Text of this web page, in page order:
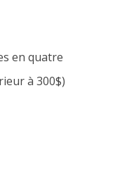
en quatre
à 300$)